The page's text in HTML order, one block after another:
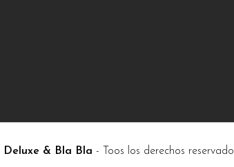
Deluxe & Bla Bla - Toos los derechos